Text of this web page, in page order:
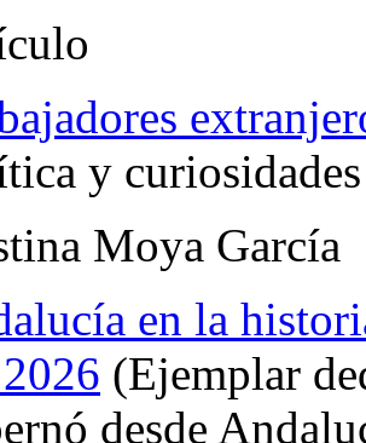
y
Moya García
en la
(Ejemplar
desde